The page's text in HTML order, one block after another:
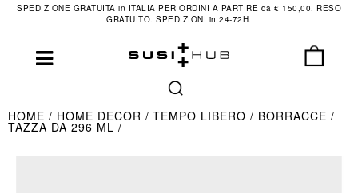
SPEDIZIONE GRATUITA in ITALIA PER ORDINI A PARTIRE da € 150,00. RESO
GRATUITO. SPEDIZIONI in 24-72H.
HOME HOME DECOR TEMPO LIBERO BORRACCE
TAZZA DA 296 ML